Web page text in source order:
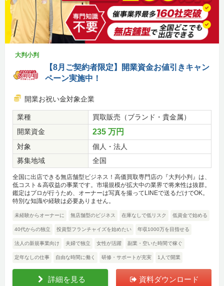
大判小判
【8月ご契約者限定】開業資金お値引きキャン
ペーン実施中！
開業お祝い金対象企業
業種
買取販売（ブランド・貴金属）
開業資金
235 万円
対象
個人・法人
募集地域
全国
全国に出店できる無店舗型ビジネス！高価買取専門店の『大判小判』は、
低コスト＆高収益の事業です。市場規模が拡大中の業界で将来性は抜群。
鑑定はプロが行うため、オーナーは写真を撮ってLINEで送るだけでOK。
特別な知識や経験は必要ありません。
未経験からオーナーに 無店舗型のビジネス 在庫なしで低リスク 低資金で始める
40代からの独立 投資型フランチャイズを始めたい 年収1000万を目指せる
法人の新規事業向け 夫婦で独立 女性が活躍 副業・空いた時間で稼ぐ
定年なしの仕事 自由な時間に働く 研修・サポートが充実 1人で開業
詳細を見る 資料ダウンロード